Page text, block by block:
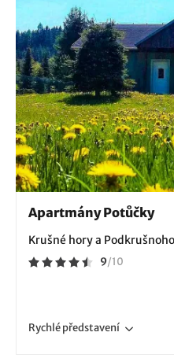
Apartmány Potůčky
Krušné hory a
9/10
Rychlépředstavení